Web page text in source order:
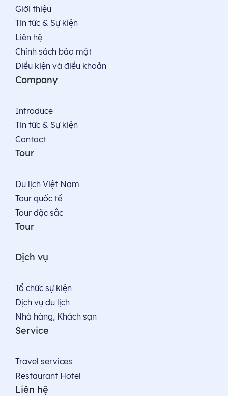
Giới thiệu
Tin tức & Sự kiện
Liên hệ
Chính sách bảo mật
Điều kiện và điều khoản
Company
Introduce
Tin tức & Sự kiện
Contact
Tour
Du lịch Việt Nam
Tour quốc tế
Tour đặc sắc
Tour
Dịch vụ
Tổ chức sự kiện
Dịch vụ du lịch
Nhà hàng, Khách sạn
Service
Travel services
Restaurant Hotel
Liên hệ